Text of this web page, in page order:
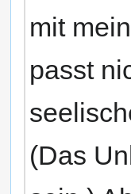
mit
passt
(Das